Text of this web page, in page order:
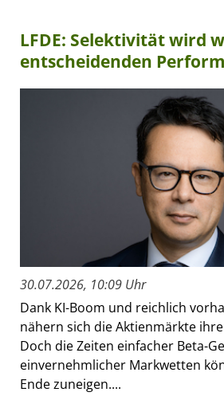
LFDE: Selektivität wird
entscheidenden
30.07.2026, 10:09 Uhr
Dank KI-Boom und reichlich
nähern sich die Aktienmärkte
Doch die Zeiten einfacher Beta-
einvernehmlicher Markwetten
Ende zuneigen....